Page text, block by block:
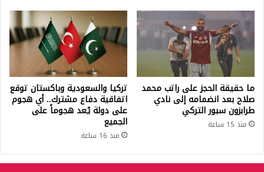
ما حقيقة الحجز على راتب محمد
صلاح بعد انضمامه إلى نادي
طرابزون سبور التركي
منذ 15 ساعة
تركيا والسعودية وباكستان توقع
اتفاقية دفاع مشترك.. أي هجوم
على دولة يُعد هجوماً على
الجميع
منذ 16 ساعة